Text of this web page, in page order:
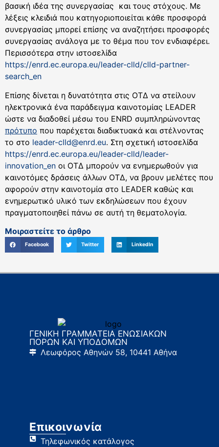
βασική ιδέα της συνεργασίας και τους στόχους. Με
λέξεις κλειδιά που κατηγοριοποιείται κάθε προσφορά
συνεργασίας μπορεί επίσης να αναζητήσει προσφορές
συνεργασίας ανάλογα με το θέμα που τον ενδιαφέρει.
Περισσότερα στην ιστοσελίδα
https://enrd.ec.europa.eu/leader-clld/clld-partner-
search_en
Επίσης δίνεται η δυνατότητα στις ΟΤΔ να στείλουν
ηλεκτρονικά ένα παράδειγμα καινοτομίας LEADER
ώστε να διαδοθεί μέσω του ENRD συμπληρώνοντας
πρότυπο που παρέχεται διαδικτυακά και στέλνοντας
το στο leader-clld@enrd.eu. Στη σχετική ιστοσελίδα
https://enrd.ec.europa.eu/leader-clld/leader-
innovation_en οι ΟΤΔ μπορούν να ενημερωθούν για
καινοτόμες δράσεις άλλων ΟΤΔ, να βρουν μελέτες που
αφορούν στην καινοτομία στο LEADER καθώς και
ενημερωτικό υλικό των εκδηλώσεων που έχουν
πραγματοποιηθεί πάνω σε αυτή τη θεματολογία.
Μοιραστείτε το άρθρο
Facebook Twitter LinkedIn
ΓΕΝΙΚΗ ΓΡΑΜΜΑΤΕΙΑ ΕΝΩΣΙΑΚΩΝ
ΠΟΡΩΝ ΚΑΙ ΥΠΟΔΟΜΩΝ
Λεωφόρος Αθηνών 58, 10441 Αθήνα
Επικοινωνία
Τηλεφωνικός κατάλογος